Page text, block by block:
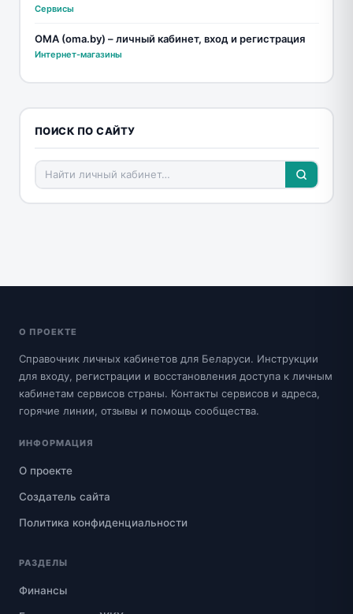
Сервисы
ОМА (oma.by) – личный кабинет, вход и регистрация
Интернет-магазины
ПОИСК ПО САЙТУ
О ПРОЕКТЕ
Справочник личных кабинетов для Беларуси. Инструкции
для входу, регистрации и восстановления доступа к личным
кабинетам сервисов страны. Контакты сервисов и адреса,
горячие линии, отзывы и помощь сообщества.
ИНФОРМАЦИЯ
О проекте
Создатель сайта
Политика конфиденциальности
РАЗДЕЛЫ
Финансы